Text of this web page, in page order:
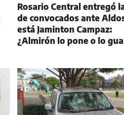
Rosario Central entregó
de convocados ante
está Jaminton Campaz:
¿Almirón lo pone o lo